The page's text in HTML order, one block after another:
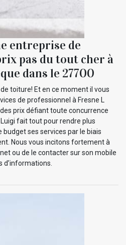
entreprise de
pas du tout cher à
dans le 27700
toiture! Et en ce moment il vous
de professionnel à Fresne L
prix défiant toute concurrence
fait tout pour rendre plus
ses services par le biais
Nous vous incitons fortement à
ou de le contacter sur son mobile
d’informations.